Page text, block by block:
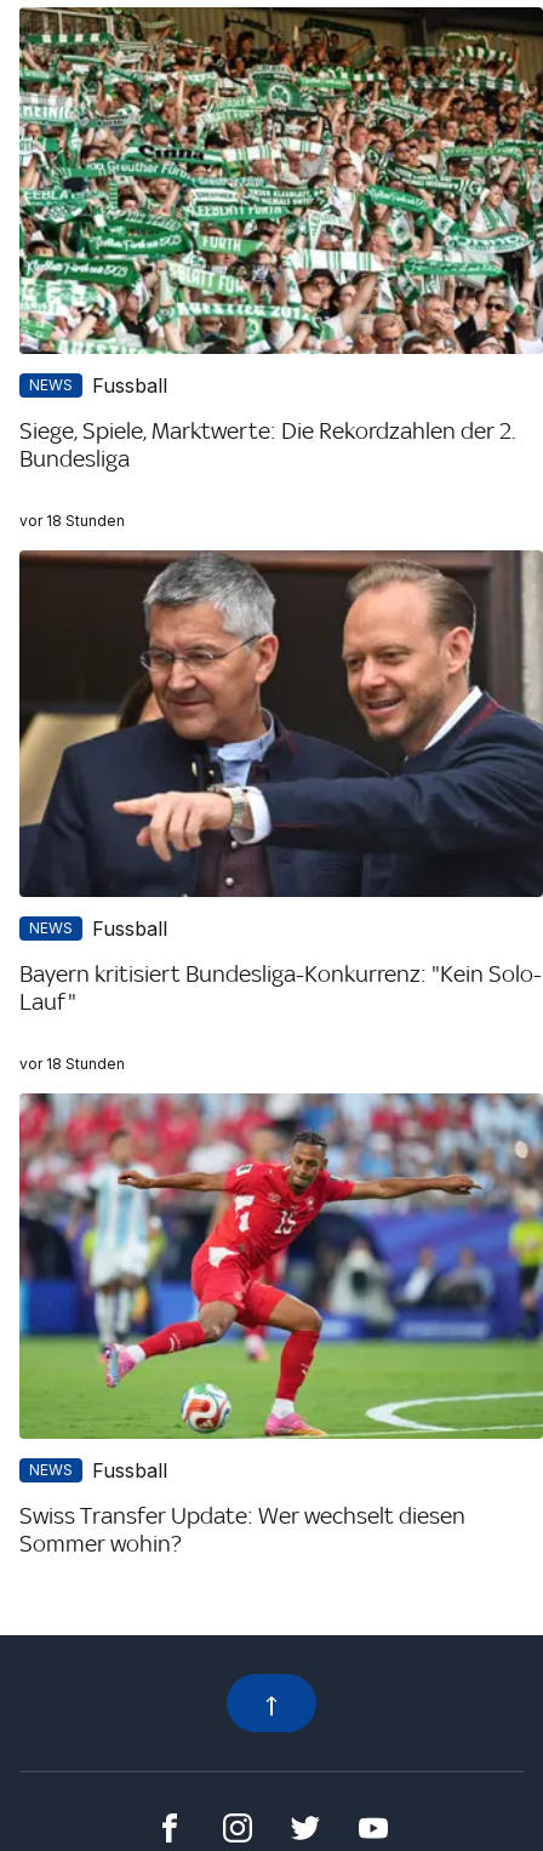
NEWS Fussball
Siege, Spiele, Marktwerte: Die Rekordzahlen der 2.
Bundesliga
vor 18 Stunden
NEWS Fussball
Bayern kritisiert Bundesliga-Konkurrenz: "Kein Solo-
Lauf"
vor 18 Stunden
NEWS Fussball
Swiss Transfer Update: Wer wechselt diesen
Sommer wohin?